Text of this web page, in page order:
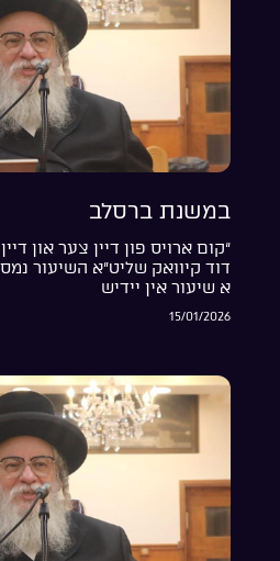
במשנת ברסלב
“קום ארויס פון דיין צער און
דוד קיוואק שליט”א השיעור
א שיעור אין יידיש
15/01/2026